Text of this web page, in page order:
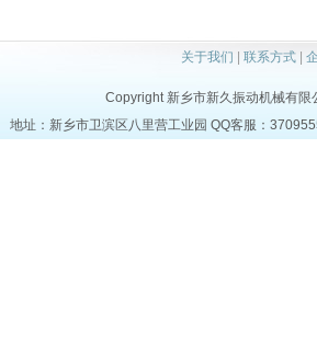
关于我们 联系方式|
Copyright 新乡市新久振动机械有
地址：新乡市卫滨区八里营工业园 QQ客服：